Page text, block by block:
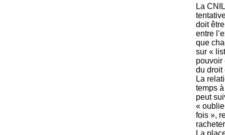
La
doit
entre
que
sur «
pouvoir
du droit
La
temps
peut
«
fois »,
La